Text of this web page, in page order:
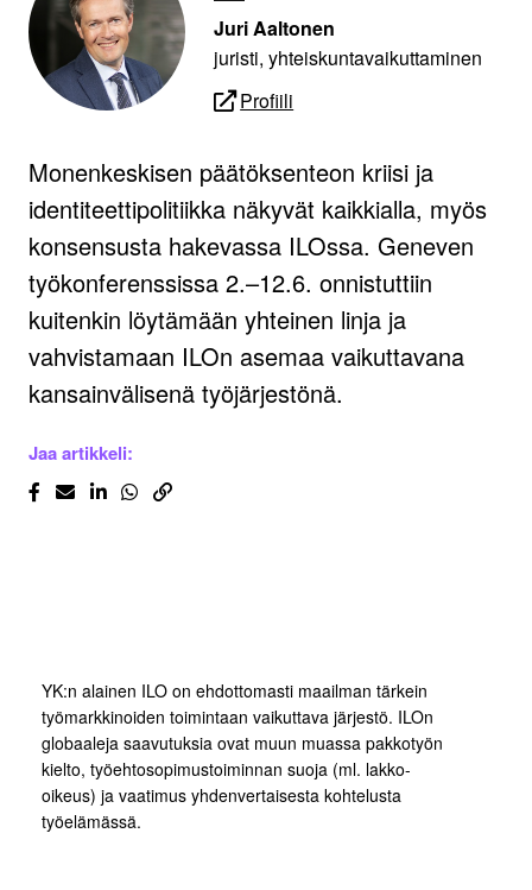
Juri Aaltonen
juristi, yhteiskuntavaikuttaminen
Profiili
Monenkeskisen päätöksenteon kriisi ja
identiteettipolitiikka näkyvät kaikkialla, myös
konsensusta hakevassa ILOssa. Geneven
työkonferenssissa 2.–12.6. onnistuttiin
kuitenkin löytämään yhteinen linja ja
vahvistamaan ILOn asemaa vaikuttavana
kansainvälisenä työjärjestönä.
Jaa artikkeli:
YK:n alainen ILO on ehdottomasti maailman tärkein
työmarkkinoiden toimintaan vaikuttava järjestö. ILOn
globaaleja saavutuksia ovat muun muassa pakkotyön
kielto, työehtosopimustoiminnan suoja (ml. lakko-
oikeus) ja vaatimus yhdenvertaisesta kohtelusta
työelämässä.